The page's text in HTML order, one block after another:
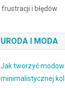
frustracji i błędów
URODA I MODA
Jak tworzyć
minimalistycznej